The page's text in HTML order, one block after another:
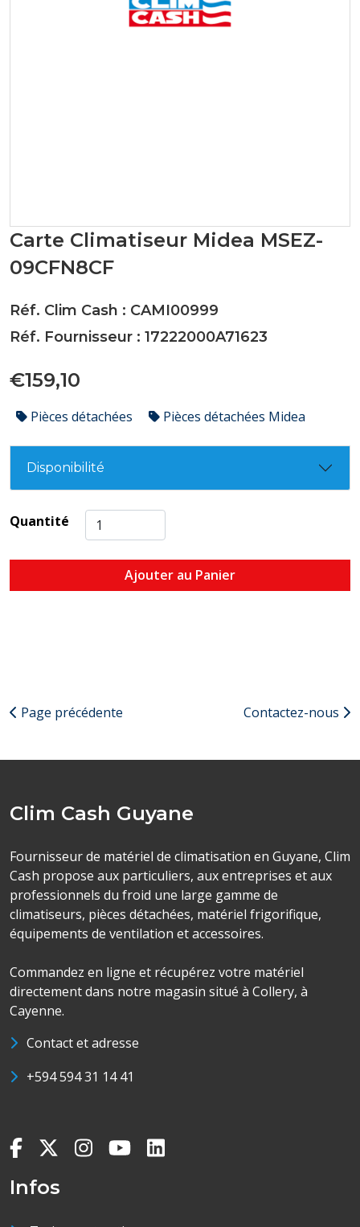
Carte Climatiseur Midea MSEZ-
09CFN8CF
Réf. Clim Cash : CAMI00999
Réf. Fournisseur : 17222000A71623
€159,10
Pièces détachées Pièces détachées Midea
Disponibilité
Quantité
Ajouter au Panier
Page précédente Contactez-nous
Clim Cash Guyane
Fournisseur de matériel de climatisation en Guyane, Clim
Cash propose aux particuliers, aux entreprises et aux
professionnels du froid une large gamme de
climatiseurs, pièces détachées, matériel frigorifique,
équipements de ventilation et accessoires.
Commandez en ligne et récupérez votre matériel
directement dans notre magasin situé à Collery, à
Cayenne.
Contact et adresse
+594 594 31 14 41
Infos